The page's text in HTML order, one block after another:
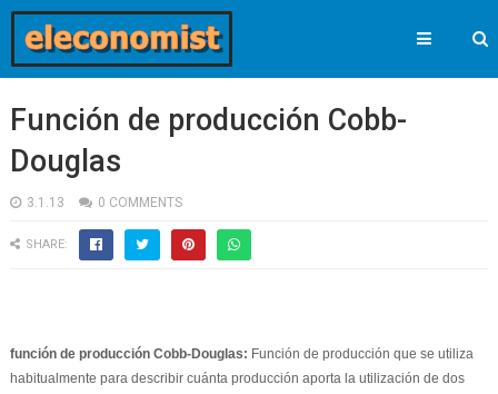
Función de producción Cobb-
Douglas
3.1.13 0 COMMENTS
SHARE:
función de producción Cobb-Douglas: Función de producción que se utiliza
habitualmente para describir cuánta producción aporta la utilización de dos